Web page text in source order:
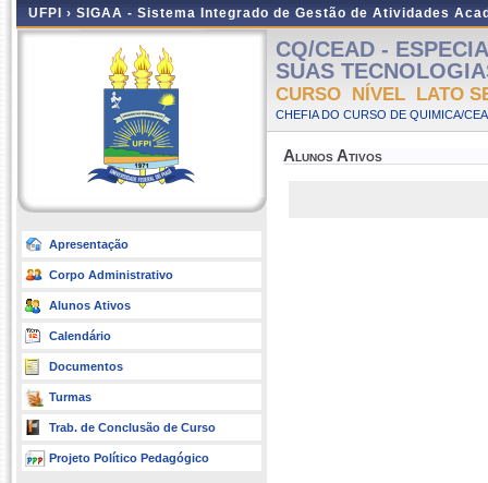
UFPI › SIGAA - Sistema Integrado de Gestão de Atividades
Apresentação
Corpo Administrativo
Alunos Ativos
Calendário
Documentos
Turmas
Trab. de Conclusão de Curso
Projeto Político Pedagógico
CQ/CEAD -
SUAS
CURSO NÍVEL LATO
CHEFIA DO CURSO DE QUIMICA/
Alunos Ativos